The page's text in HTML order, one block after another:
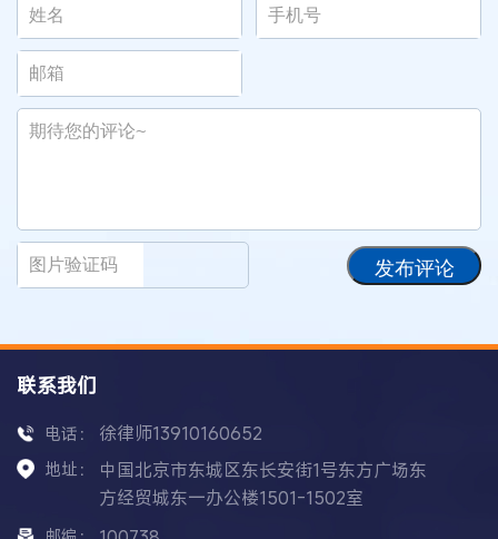
发布评论
联系我们
电话： 徐律师13910160652
地址：
中国北京市东城区东长安街1号东方广场东
方经贸城东一办公楼1501-1502室